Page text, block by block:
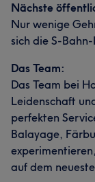
Kompetent 21
Freundlich
Was unsere
Erfahren 7
Was unsere
Professionell 9
Nächste
Nur wenige
sich die S-
Das Team:
Das Team bei
Leidenschaft
perfekten
Balayage,
auf dem